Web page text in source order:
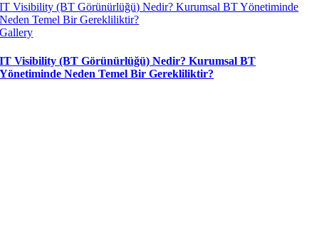
IT Visibility (BT Görünürlüğü) Nedir? Kurumsal BT Yönetiminde
Neden Temel Bir Gerekliliktir?
Gallery
IT Visibility (BT Görünürlüğü) Nedir? Kurumsal BT
Yönetiminde Neden Temel Bir Gerekliliktir?